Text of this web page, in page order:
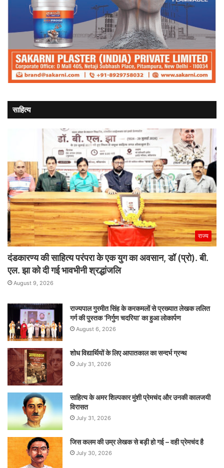
साहित्य
राज्य
दंडकारण्य की साहित्य परंपरा के एक युग का अवसान, डॉ (प्रो). बी.
एल. झा को दी गई भावभीनी श्रद्धांजलि
August 9, 2026
राज्यपाल गुरमीत सिंह के करकमलों से प्रख्यात लेखक ललित
गर्ग की पुस्तक ‘निर्गुण चदरिया’ का हुआ लोकार्पण
August 6, 2026
शोध विद्यार्थियों के लिए आपातकाल का सन्दर्भ ग्रन्थ
July 31, 2026
साहित्य के अमर शिल्पकार मुंशी प्रेमचंद और उनकी कालजयी
विरासत
July 31, 2026
जिस कलम की उम्र लेखक से बड़ी हो गई – वही प्रेमचंद है
July 30, 2026